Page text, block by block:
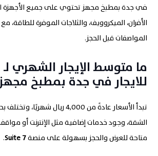
في جدة بمطبخ مجهز تحتوي على جميع الأجهزة
الأفران، الميكروويف، والثلاجات الموفرة للطاقة،
المواصفات قبل الحجز.
ما متوسط الإيجار الشهري
للايجار في جدة بمطبخ
تبدأ الأسعار عادةً من 4,000 ريال
الشقة، وجود خدمات إضافية مثل الإنترنت أو
متاحة للعرض والحجز بسهولة على منصة
Suite7
.